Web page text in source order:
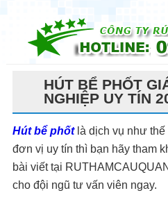
HÚT BỂ PHỐT
NGHIỆP UY TÍN
Hút bể phốtlà dịch vụ như thế
đơn vị uy tín thì bạn hãy tham
bài viết tại
cho đội ngũ tư vấn viên ngay.